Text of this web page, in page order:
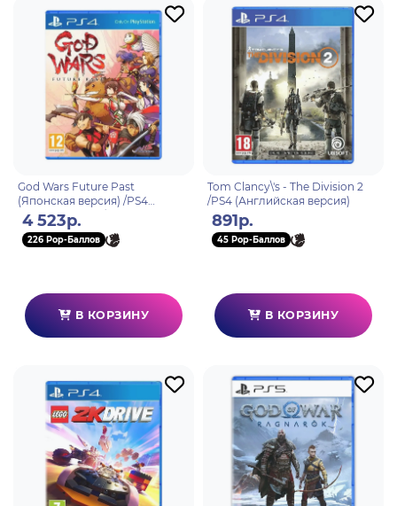
God Wars Future Past
(Японская версия) /PS4
Английские субтитры
4 523р.
226 Pop-Баллов
В КОРЗИНУ
Tom Clancy\'s - The Division 2
/PS4 (Английская версия)
891р.
45 Pop-Баллов
В КОРЗИНУ